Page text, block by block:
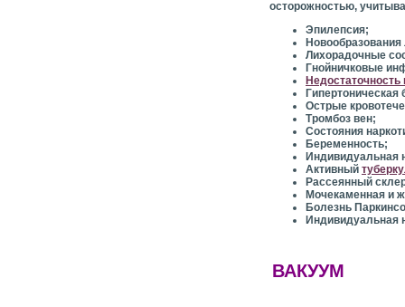
осторожностью,
Эпилепсия;
Лихорадочные
Гнойничковые
Гипертоническая
Острые
Тромбоз вен;
Состояния
Беременность;
Индивидуальная
Активный
Рассеянный
Мочекаменная и
Болезнь
Индивидуальная
ВАКУУМ